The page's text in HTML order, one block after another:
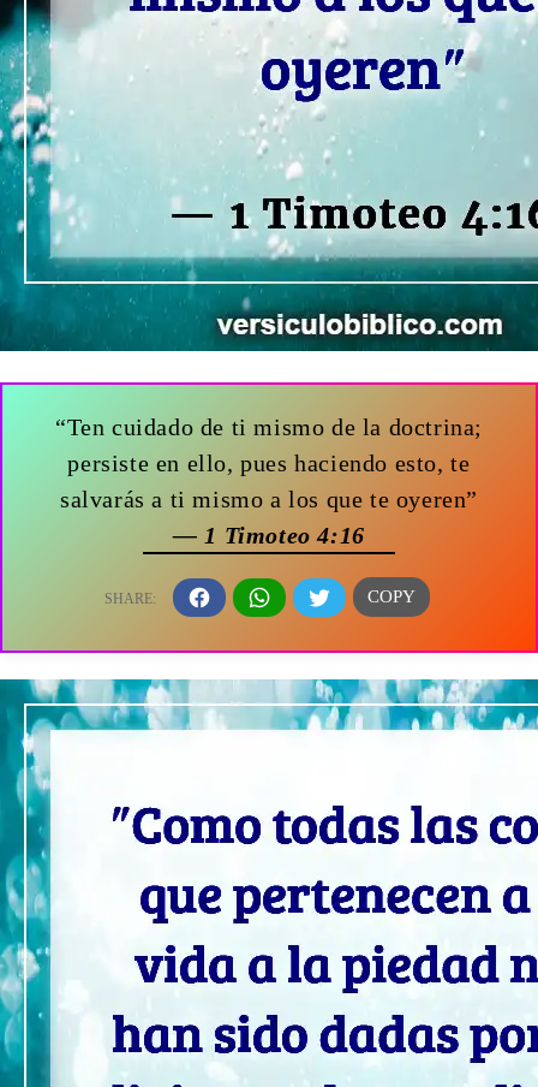
“Ten cuidado de ti mismo de la doctrina;
persiste en ello, pues haciendo esto, te
salvarás a ti mismo a los que te oyeren”
— 1 Timoteo 4:16